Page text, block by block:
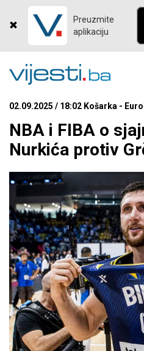
Preuzmite
aplikaciju
02.09.2025 / 18:02 Košarka -
NBA i FIBA o
Nurkića protiv